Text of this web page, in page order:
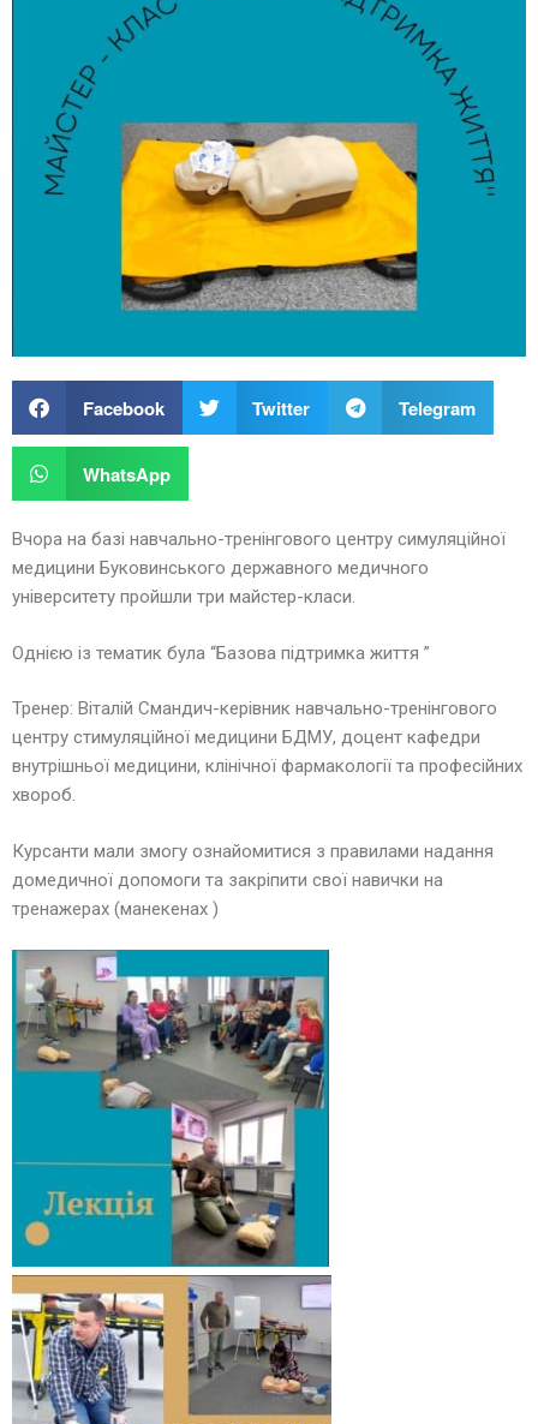
Facebook Twitter Telegram
WhatsApp
Вчора на базі навчально-тренінгового центру симуляційної
медицини Буковинського державного медичного
університету пройшли три майстер-класи.
Однією із тематик була “Базова підтримка життя ”
Тренер: Віталій Смандич-керівник навчально-тренінгового
центру стимуляційної медицини БДМУ, доцент кафедри
внутрішньої медицини, клінічної фармакології та професійних
хвороб.
Курсанти мали змогу ознайомитися з правилами надання
домедичної допомоги та закріпити свої навички на
тренажерах (манекенах )